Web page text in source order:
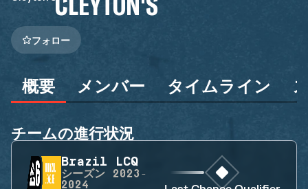
フォロー
概要 メンバー タイムライン
チームの進行状況
Brazil LCQ
シーズン
2023-
2024